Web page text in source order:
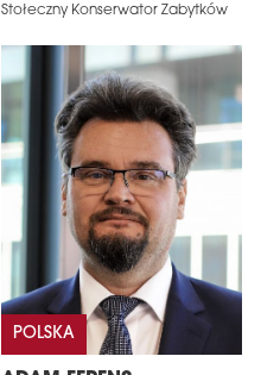
Stołeczny Konserwator Zabytków
POLSKA